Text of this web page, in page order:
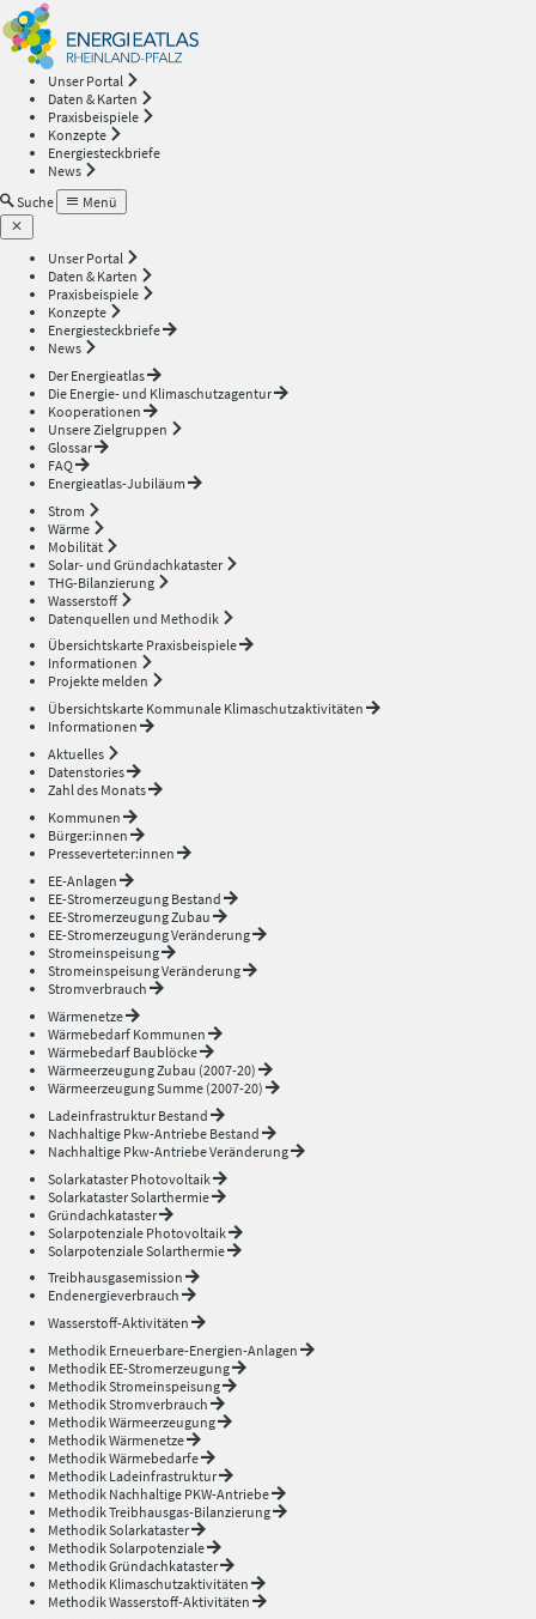
Unser Portal
Daten & Karten
Praxisbeispiele
Konzepte
Energiesteckbriefe
News
Suche
Menü
Unser Portal
Daten & Karten
Praxisbeispiele
Konzepte
Energiesteckbriefe
News
Der Energieatlas
Die Energie- und Klimaschutzagentur
Kooperationen
Unsere Zielgruppen
Glossar
FAQ
Energieatlas-Jubiläum
Strom
Wärme
Mobilität
Solar- und Gründachkataster
THG-Bilanzierung
Wasserstoff
Datenquellen und Methodik
Übersichtskarte Praxisbeispiele
Informationen
Projekte melden
Übersichtskarte Kommunale Klimaschutzaktivitäten
Informationen
Aktuelles
Datenstories
Zahl des Monats
Kommunen
Bürger:innen
Presseverteter:innen
EE-Anlagen
EE-Stromerzeugung Bestand
EE-Stromerzeugung Zubau
EE-Stromerzeugung Veränderung
Stromeinspeisung
Stromeinspeisung Veränderung
Stromverbrauch
Wärmenetze
Wärmebedarf Kommunen
Wärmebedarf Baublöcke
Wärmeerzeugung Zubau (2007-20)
Wärmeerzeugung Summe (2007-20)
Ladeinfrastruktur Bestand
Nachhaltige Pkw-Antriebe Bestand
Nachhaltige Pkw-Antriebe Veränderung
Solarkataster Photovoltaik
Solarkataster Solarthermie
Gründachkataster
Solarpotenziale Photovoltaik
Solarpotenziale Solarthermie
Treibhausgasemission
Endenergieverbrauch
Wasserstoff-Aktivitäten
Methodik Erneuerbare-Energien-Anlagen
Methodik EE-Stromerzeugung
Methodik Stromeinspeisung
Methodik Stromverbrauch
Methodik Wärmeerzeugung
Methodik Wärmenetze
Methodik Wärmebedarfe
Methodik Ladeinfrastruktur
Methodik Nachhaltige PKW-Antriebe
Methodik Treibhausgas-Bilanzierung
Methodik Solarkataster
Methodik Solarpotenziale
Methodik Gründachkataster
Methodik Klimaschutzaktivitäten
Methodik Wasserstoff-Aktivitäten